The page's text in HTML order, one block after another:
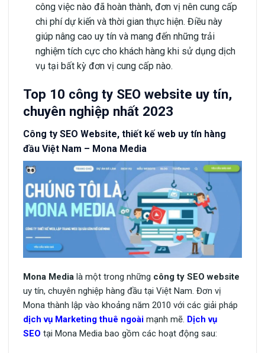
công việc nào đã hoàn thành, đơn vị nên cung cấp
chi phí dự kiến và thời gian thực hiện. Điều này
giúp nâng cao uy tín và mang đến những trải
nghiệm tích cực cho khách hàng khi sử dụng dịch
vụ tại bất kỳ đơn vị cung cấp nào.
Top 10 công ty SEO website uy tín,
chuyên nghiệp nhất 2023
Công ty SEO Website, thiết kế web uy tín hàng
đầu Việt Nam – Mona Media
Mona Media là một trong những công ty SEO website
uy tín, chuyên nghiệp hàng đầu tại Việt Nam. Đơn vị
Mona thành lập vào khoảng năm 2010 với các giải pháp
dịch vụ Marketing thuê ngoài mạnh mẽ. Dịch vụ
SEO tại Mona Media bao gồm các hoạt động sau: